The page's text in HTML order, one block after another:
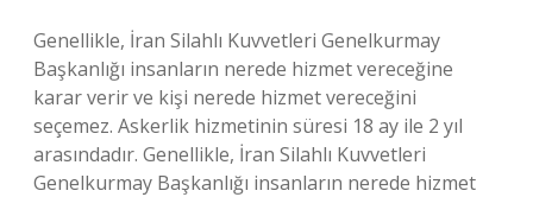
Genellikle, İran Silahlı Kuvvetleri Genelkurmay
Başkanlığı insanların nerede hizmet vereceğine
karar verir ve kişi nerede hizmet vereceğini
seçemez. Askerlik hizmetinin süresi 18 ay ile 2 yıl
arasındadır. Genellikle, İran Silahlı Kuvvetleri
Genelkurmay Başkanlığı insanların nerede hizmet